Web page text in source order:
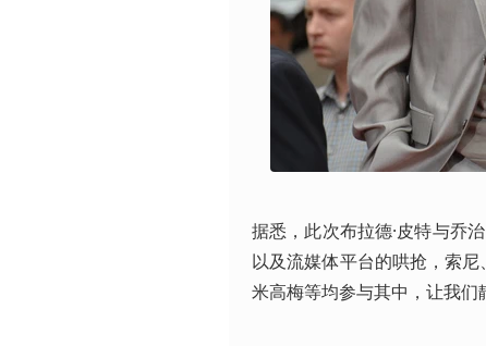
据悉，此次布拉德·皮特与乔
以及流媒体平台的哄抢，索
米高梅等均参与其中，让我们